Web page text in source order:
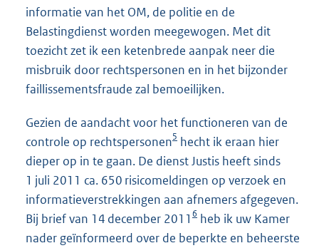
informatie van het OM, de politie en de
Belastingdienst worden meegewogen. Met dit
toezicht zet ik een ketenbrede aanpak neer die
misbruik door rechtspersonen en in het bijzonder
faillissementsfraude zal bemoeilijken.
Gezien de aandacht voor het functioneren van de
controle op rechtspersonen5 hecht ik eraan hier
dieper op in te gaan. De dienst Justis heeft sinds
1 juli 2011 ca. 650 risicomeldingen op verzoek en
informatieverstrekkingen aan afnemers afgegeven.
Bij brief van 14 december 2011 6 heb ik uw Kamer
nader geïnformeerd over de beperkte en beheerste